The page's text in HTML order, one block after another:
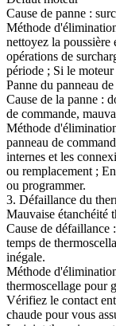
Cause de panne :
Méthode
nettoyez la
opérations de
période ; Si le
Panne du panneau
Cause de la panne :
de commande,
Méthode
panneau de
internes et les
ou remplacement ;
ou programmer.
3. Défaillance du
Mauvaise étanchéité
Cause de défaillance
temps de
inégale.
Méthode
thermoscellage pour
Vérifiez le contact
chaude pour vous